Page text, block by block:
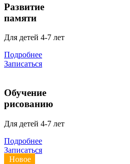
Развитие
памяти
Для детей 4-7 лет
Подробнее
Записаться
Обучение
рисованию
Для детей 4-7 лет
Подробнее
Записаться
Новое